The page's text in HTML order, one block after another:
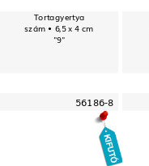
Tortagyertya
szám • 6,5 x 4 cm
"9"
56186-8